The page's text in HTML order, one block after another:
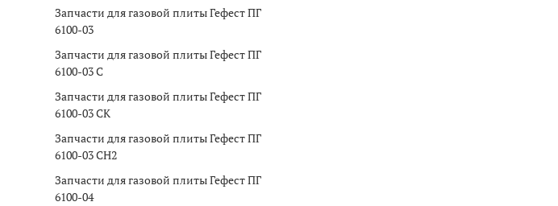
Запчасти для газовой плиты Гефест ПГ
6100-03
Запчасти для газовой плиты Гефест ПГ
6100-03 C
Запчасти для газовой плиты Гефест ПГ
6100-03 CK
Запчасти для газовой плиты Гефест ПГ
6100-03 CH2
Запчасти для газовой плиты Гефест ПГ
6100-04